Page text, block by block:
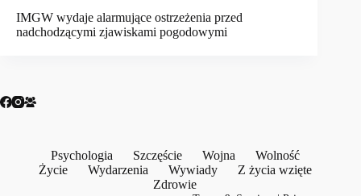
IMGW wydaje alarmujące ostrzeżenia przed
nadchodzącymi zjawiskami pogodowymi
Psychologia Szczęście Wojna
Wolność
Życie
Wydarzenia Wywiady
Z życia wzięte
Zdrowie